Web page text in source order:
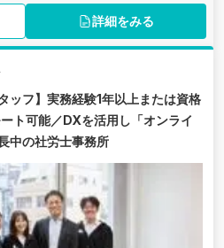
詳細をみる
ッフ】実務経験1年以上または資格
ト可能／DXを活用し「オンライ
中の社労士事務所